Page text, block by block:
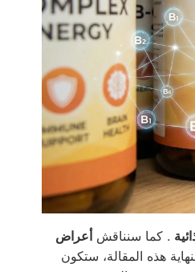
. كما سنناقش أعراض
هذه المقالة، ستكون